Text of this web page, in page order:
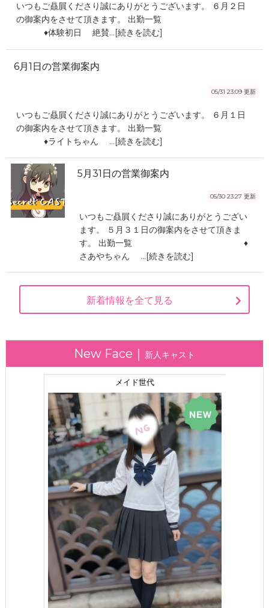
いつもご贔屓くださり誠にありがとうございます。 ６月２日
の御案内をさせて頂きます。 出勤一覧
♦️体験初日 絶賛...[続きを読む]
6月1日の営業御案内
05/31 23:09更新
いつもご贔屓くださり誠にありがとうございます。 ６月１日
の御案内をさせて頂きます。 出勤一覧
♦️ライトちゃん ...[続きを読む]
5月31日の営業御案内
05/30 23:27 更新
いつもご贔屓くださり誠にありがとうござい
ます。 ５月３１日の御案内をさせて頂きま
す。 出勤一覧 ♦️
さあやちゃん ...[続きを読む]
新着情報を全て見る
新人キャスト
メイド世代